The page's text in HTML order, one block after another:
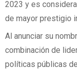
2023 y es
de mayor prestigio
Al anunciar su
combinación de
políticas públicas de